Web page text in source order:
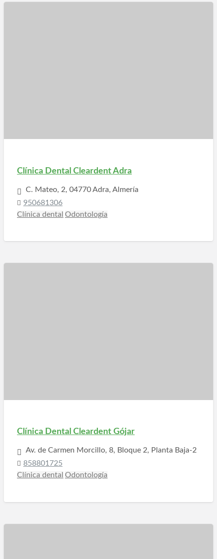
Clínica Dental Cleardent Adra
C. Mateo, 2, 04770 Adra, Almería
950681306
Clínica dental Odontología
Clínica Dental Cleardent Gójar
Av. de Carmen Morcillo, 8, Bloque 2, Planta Baja-2
858801725
Clínica dental Odontología